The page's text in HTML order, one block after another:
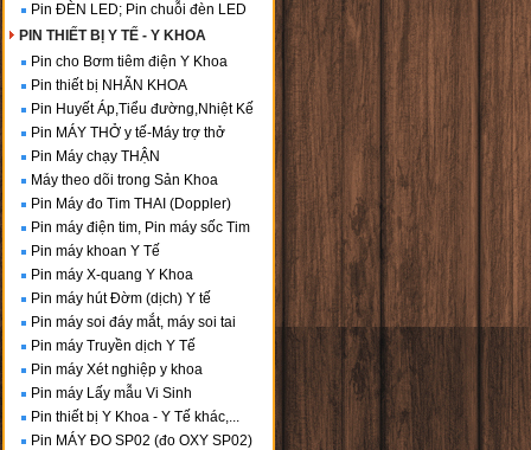
Pin ĐÈN LED; Pin chuỗi đèn LED
PIN THIẾT BỊ Y TẾ - Y KHOA
Pin cho Bơm tiêm điện Y Khoa
Pin thiết bị NHÃN KHOA
Pin Huyết Áp,Tiểu đường,Nhiệt Kế
Pin MÁY THỞ y tế-Máy trợ thở
Pin Máy chạy THẬN
Máy theo dõi trong Sản Khoa
Pin Máy đo Tim THAI (Doppler)
Pin máy điện tim, Pin máy sốc Tim
Pin máy khoan Y Tế
Pin máy X-quang Y Khoa
Pin máy hút Đờm (dịch) Y tế
Pin máy soi đáy mắt, máy soi tai
Pin máy Truyền dịch Y Tế
Pin máy Xét nghiệp y khoa
Pin máy Lấy mẫu Vi Sinh
Pin thiết bị Y Khoa - Y Tế khác,...
Pin MÁY ĐO SP02 (đo OXY SP02)